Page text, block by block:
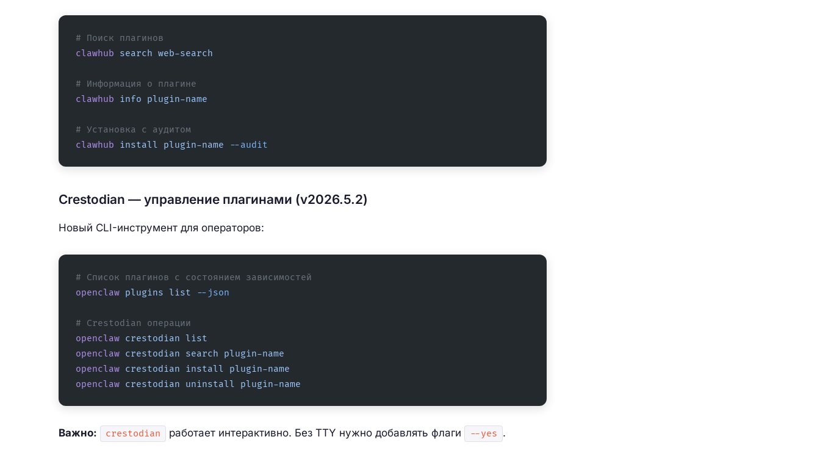
# Поиск плагинов
clawhub search web-search
# Информация о плагине
clawhub info plugin-name
# Установка с аудитом
clawhub install plugin-name --audit
Crestodian — управление плагинами (v2026.5.2)
Новый CLI-инструмент для операторов:
# Список плагинов с состоянием зависимостей
openclaw plugins list --json
# Crestodian операции
openclaw crestodian list
openclaw crestodian search plugin-name
openclaw crestodian install plugin-name
openclaw crestodian uninstall plugin-name
Важно: crestodian работает интерактивно. Без TTY нужно добавлять флаги --yes .